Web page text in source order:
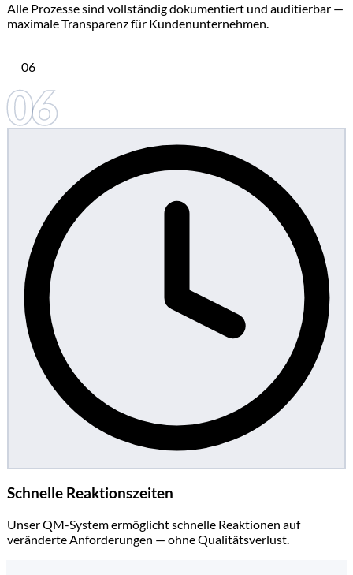
Alle Prozesse sind vollständig dokumentiert und auditierbar —
maximale Transparenz für Kundenunternehmen.
06
06
Schnelle Reaktionszeiten
Unser QM-System ermöglicht schnelle Reaktionen auf
veränderte Anforderungen — ohne Qualitätsverlust.